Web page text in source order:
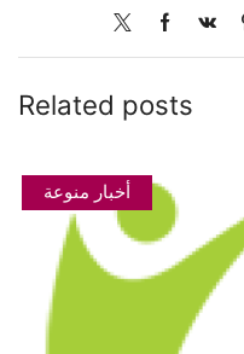
Related posts
أخبار منوعة